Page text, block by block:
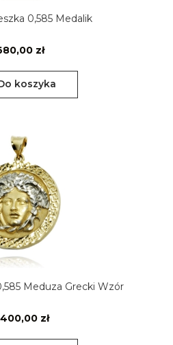
0,585 Medalik
zł
koszyka
Meduza Grecki Wzór
zł